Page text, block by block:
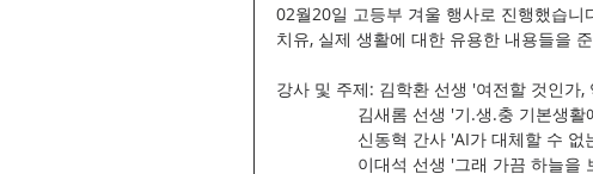
02월20일 고등부 겨울 행사로 진행했습
치유, 실제 생활에 대한 유용한 내용들을
강사 및 주제: 김학환 선생 '여전할 것인가,
김새롬 선생 '기.생.충 기
신동혁 간사 'AI가 대체할
이대석 선생 '그래 가끔 하늘